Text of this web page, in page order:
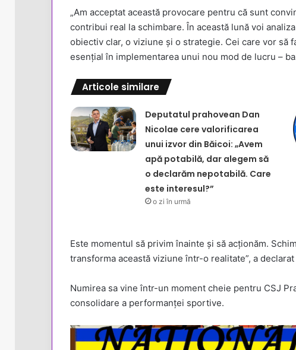
„Am acceptat această provocare pentru că sunt
contribui real la schimbare. În această lună voi
obiectiv clar, o viziune și o strategie. Cei care vor să
esențial în implementarea unui nou mod de lucru –
Articole similare
Deputatul prahovean Dan
Nicolae cere valorificarea
unui izvor din Băicoi: „Avem
apă potabilă, dar alegem să
o declarăm nepotabilă. Care
este interesul?”
o zi în urmă
Este momentul să privim înainte și să acționăm.
transforma această viziune într-o realitate”, a
Numirea sa vine într-un moment cheie pentru CSJ
consolidare a performanței sportive.